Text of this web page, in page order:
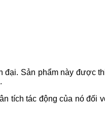
đại. Sản phẩm này được
tích tác động của nó đối